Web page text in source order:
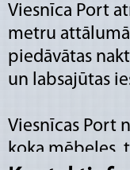
Viesnīca Port
metru
piedāvātas
un labsajūtas
Viesnīcas Port
koka mēbeles,